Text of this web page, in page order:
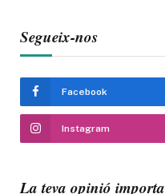
Segueix-nos
Facebook
Instagram
La teva opinió importa